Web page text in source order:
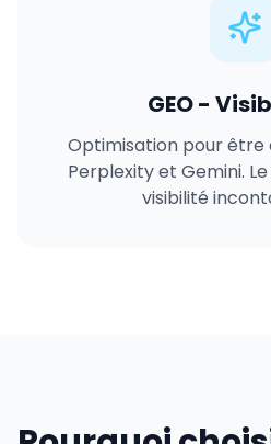
GEO -
Optimisation pour être
Perplexity et Gemini.
visibilité